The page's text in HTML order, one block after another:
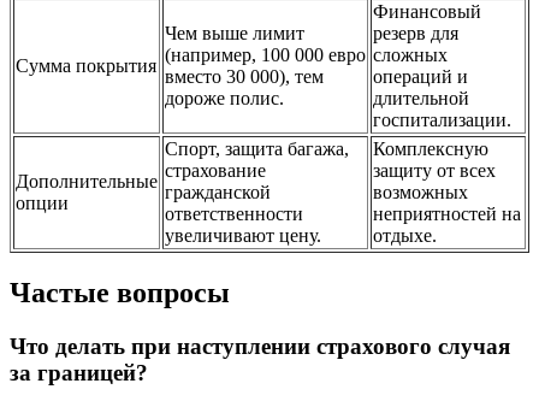
Сумма покрытия
Чем выше лимит
(например, 100 000 евро
вместо 30 000), тем
дороже полис.
Финансовый
резерв для
сложных
операций и
длительной
госпитализации.
Дополнительные
опции
Спорт, защита багажа,
страхование
гражданской
ответственности
увеличивают цену.
Комплексную
защиту от всех
возможных
неприятностей на
отдыхе.
Частые вопросы
Что делать при наступлении страхового случая
за границей?